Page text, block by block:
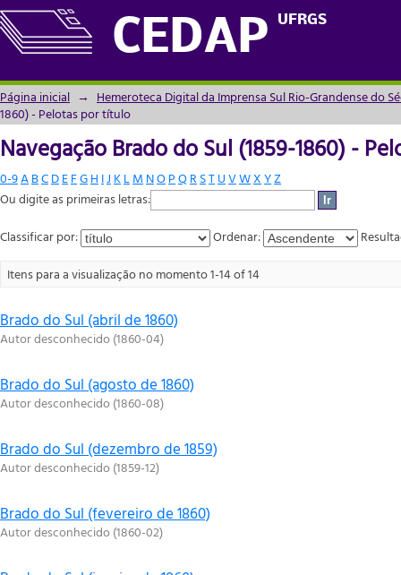
CEDAP UFRGS
Navegação Brado do Sul (1859-1860) -
Página inicial → Hemeroteca Digital da Imprensa Sul Rio-Grandense do
1860) - Pelotas por título
Navegação Brado do Sul (1859-1860) -
0-9ABCDEFGH IJ KLM NOPQRSTUVWXYZ
Ou digite as primeiras letras:
Classificar por:
Ordenar:
Itens para a visualização no momento 1-14 of 14
Brado do Sul (abril de 1860)
Autor desconhecido(1860-04)
Brado do Sul (agosto de 1860)
Autor desconhecido(1860-08)
Brado do Sul (dezembro de 1859)
Autor desconhecido(1859-12)
Brado do Sul (fevereiro de 1860)
Autor desconhecido(1860-02)